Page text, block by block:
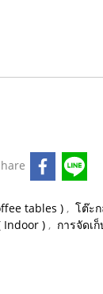
tables ) , โต๊ะ
Indoor ) , การจัดเ